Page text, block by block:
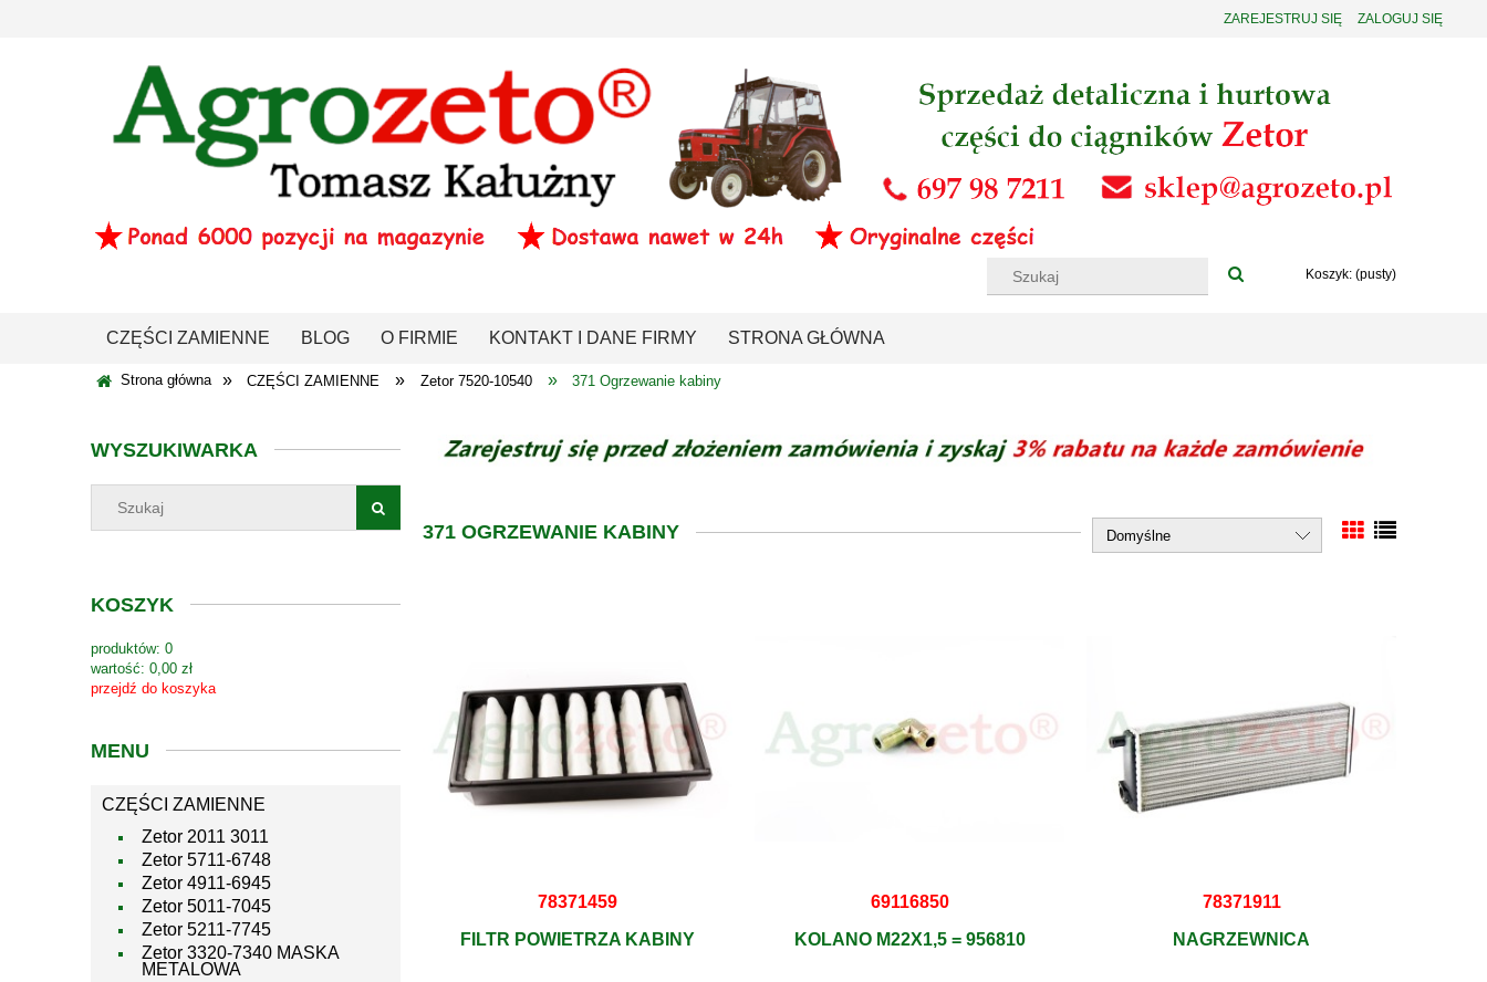
ZAREJESTRUJ SIĘ ZALOGUJ SIĘ
Koszyk: (pusty)
CZĘŚCI ZAMIENNE BLOG O FIRMIE KONTAKT I DANE FIRMY STRONA GŁÓWNA
Strona główna » CZĘŚCI ZAMIENNE » Zetor 7520-10540 » 371 Ogrzewanie kabiny
WYSZUKIWARKA
KOSZYK
produktów: 0
wartość: 0,00 zł
przejdź do koszyka
MENU
CZĘŚCI ZAMIENNE
Zetor 2011 3011
Zetor 5711-6748
Zetor 4911-6945
Zetor 5011-7045
Zetor 5211-7745
Zetor 3320-7340 MASKA
METALOWA
371 OGRZEWANIE KABINY
78371459
FILTR POWIETRZA KABINY
69116850
KOLANO M22X1,5 = 956810
78371911
NAGRZEWNICA